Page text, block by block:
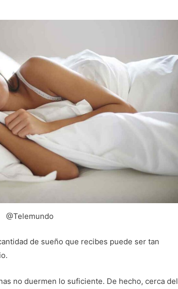
@Telemundo
de sueño que recibes puede ser tan
no duermen lo suficiente. De hecho, cerca del